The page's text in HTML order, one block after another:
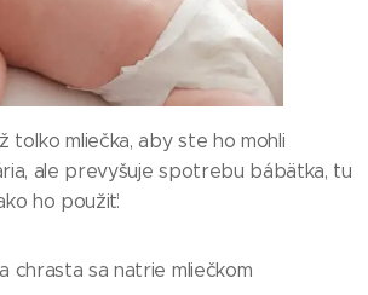
toľko mliečka, aby ste ho mohli
ale prevyšuje spotrebu bábätka, tu
ho použiť:
chrasta sa natrie mliečkom